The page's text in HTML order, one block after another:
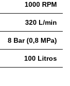
1000 RPM
320 L/min
8 Bar (0,8 MPa)
100 Litros